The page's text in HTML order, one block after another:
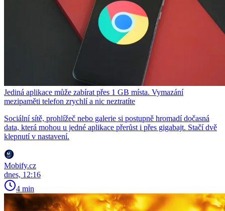
Jediná aplikace může zabírat přes 1 GB místa. Vymazání
mezipaměti telefon zrychlí a nic neztratíte
Sociální sítě, prohlížeč nebo galerie si postupně hromadí dočasná
data, která mohou u jedné aplikace přerůst i přes gigabajt. Stačí dvě
klepnutí v nastavení.
Mobify.cz
dnes, 12:16
4 min